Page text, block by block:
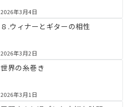
2026年3月4日
８.ウィナーとギターの相性
2026年3月2日
世界の糸巻き
2026年3月1日